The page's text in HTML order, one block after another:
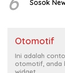
Sosok
Otomotif
Ini adalah
otomotif, anda